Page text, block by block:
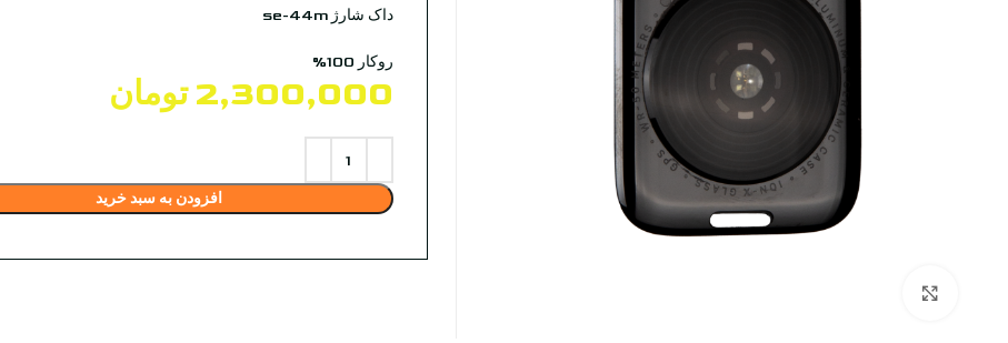
داک شارژ se-44m
روکار 100%
2,300,000 تومان
افزودن به سبد خرید